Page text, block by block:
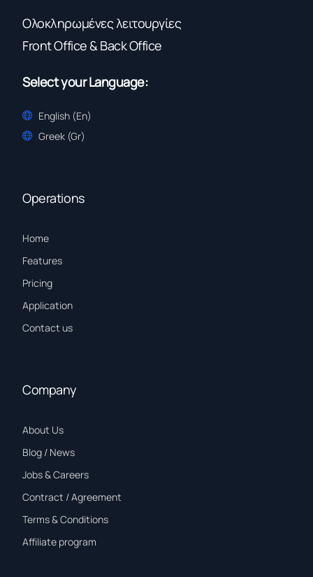
Ολοκληρωμένες λειτουργίες
Front Office & Back Office
Select your Language:
English (En)
Greek (Gr)
Operations
Home
Features
Pricing
Application
Contact us
Company
About Us
Blog / News
Jobs & Careers
Contract / Agreement
Terms & Conditions
Affiliate program